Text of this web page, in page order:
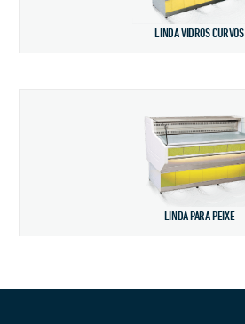
LINDA VIDROS CURVOS
LINDA PARA PEIXE